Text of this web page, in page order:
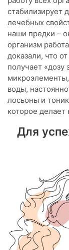
стабилизирует
лечебных
наши предки –
организм
доказали, что
получает «дозу
микроэлементы,
воды,
лосьоны и
которое делает
Для